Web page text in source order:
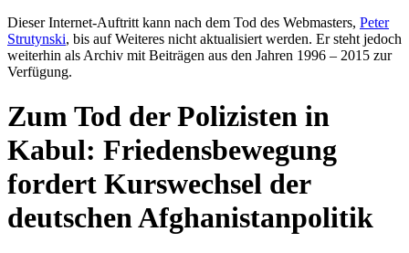
Dieser Internet-Auftritt kann nach dem Tod des Webmasters, Peter
Strutynski, bis auf Weiteres nicht aktualisiert werden. Er steht jedoch
weiterhin als Archiv mit Beiträgen aus den Jahren 1996 – 2015 zur
Verfügung.
Zum Tod der Polizisten in
Kabul: Friedensbewegung
fordert Kurswechsel der
deutschen Afghanistanpolitik